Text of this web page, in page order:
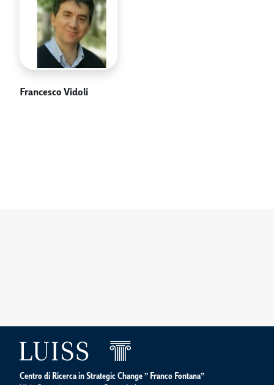
Francesco Vidoli
Centro di Ricerca in Strategic Change ” Franco Fontana”